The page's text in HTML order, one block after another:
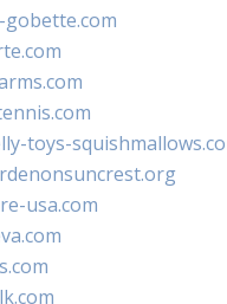
toys-
usa.com